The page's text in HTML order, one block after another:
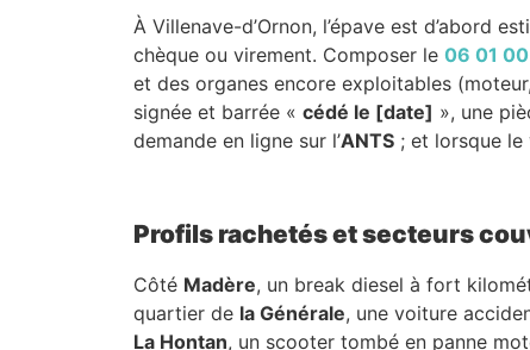
À Villenave-d’Ornon, l’épave est d’abord
chèque ou virement. Composer le 06 01
et des organes encore exploitables
signée et barrée « cédé le [date] », une
demande en ligne sur l’ANTS ; et lorsque le
Profils rachetés et secteurs
Côté Madère, un break diesel à fort
quartier de la Générale, une voiture
La Hontan, un scooter tombé en panne